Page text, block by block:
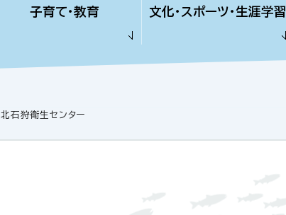
子育て・教育 文化・スポーツ・生涯学習
北石狩衛生センター